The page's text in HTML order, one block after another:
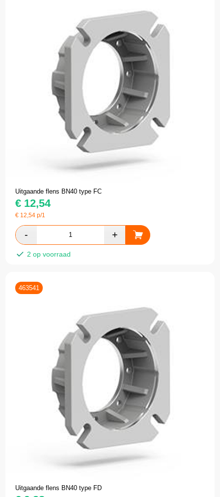
Uitgaande flens BN40 type FC
€ 12,54
€ 12,54 p/1
2 op voorraad
463541
Uitgaande flens BN40 type FD